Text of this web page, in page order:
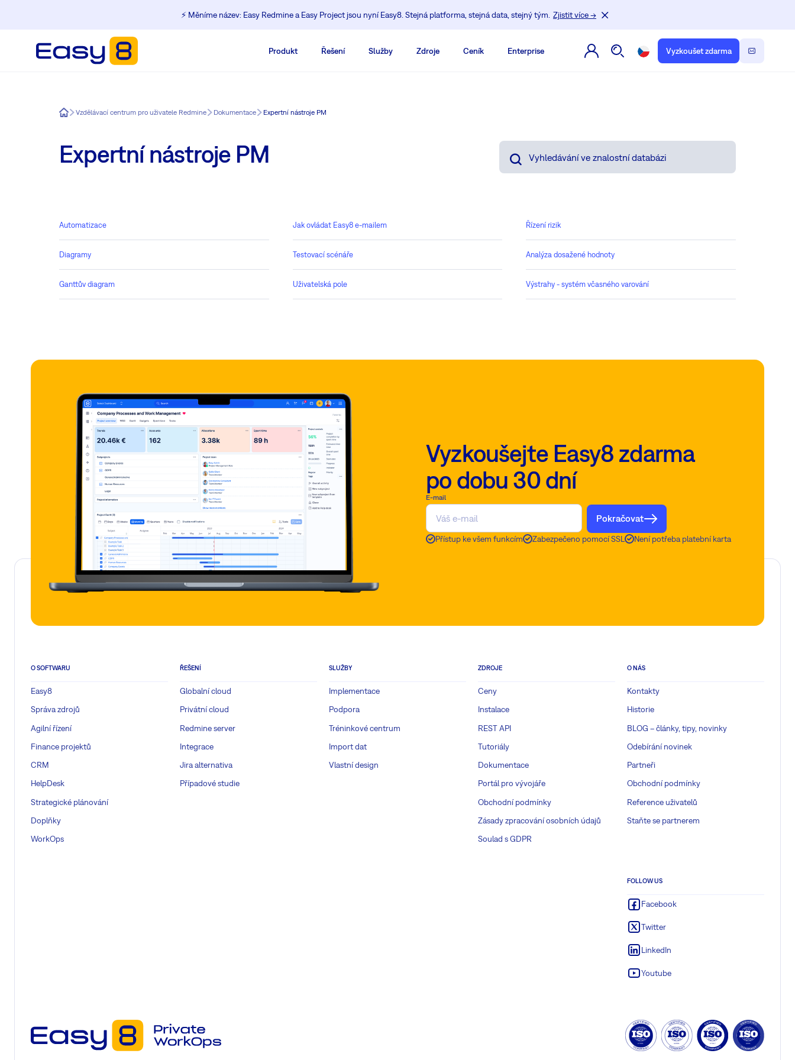
⚡️ Měníme název: Easy Redmine a Easy Project jsou nyní Easy8. Stejná platforma, stejná data, stejný tým. Zjistit více →
Produkt Řešení Služby Zdroje Ceník Enterprise Vyzkoušet zdarma
Easy8Vzdělávací centrum pro uživatele Redmine Dokumentace Expertní nástroje PM
Expertní nástroje PM
Automatizace Jak ovládat Easy8 e-mailem Řízení rizik
Diagramy Testovací scénáře Analýza dosažené hodnoty
Ganttův diagram Uživatelská pole Výstrahy - systém včasného varování
Vyzkoušejte Easy8 zdarma
po dobu 30 dní
E-mail
Pokračovat
Přístup ke všem funkcím Zabezpečeno pomocí SSL Není potřeba platební karta
O SOFTWARU
Easy8
Správa zdrojů
Agilní řízení
Finance projektů
CRM
HelpDesk
Strategické plánování
Doplňky
WorkOps
ŘEŠENÍ
Globalní cloud
Privátní cloud
Redmine server
Integrace
Jira alternativa
Případové studie
SLUŽBY
Implementace
Podpora
Tréninkové centrum
Import dat
Vlastní design
ZDROJE
Ceny
Instalace
REST API
Tutoriály
Dokumentace
Portál pro vývojáře
Obchodní podmínky
Zásady zpracování osobních údajů
Soulad s GDPR
O NÁS
Kontakty
Historie
BLOG – články, tipy, novinky
Odebírání novinek
Partneři
Obchodní podmínky
Reference uživatelů
Staňte se partnerem
FOLLOW US
Facebook
Twitter
LinkedIn
Youtube